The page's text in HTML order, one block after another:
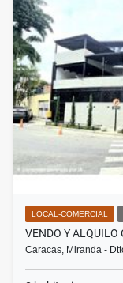
LOCAL-COMERCIAL
VENDO Y ALQUILO
Caracas, Miranda -